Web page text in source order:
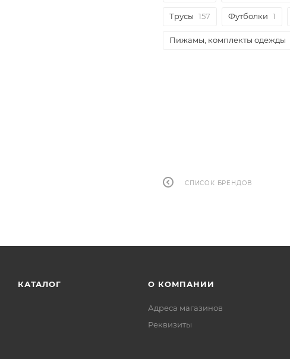
Трусы 157 Футболки 1
Пижамы, комплекты одежды
СПИСОК БРЕНДОВ
КАТАЛОГ О КОМПАНИИ
Адреса магазинов
Реквизиты